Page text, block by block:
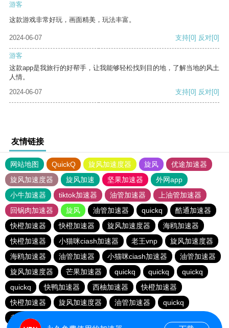
游客
这款游戏非常好玩，画面精美，玩法丰富。
2024-06-07 支持[0] 反对[0]
游客
这款app是我旅行的好帮手，让我能够轻松找到目的地，了解当地的风土
人情。
2024-06-07
支持[0] 反对[0]
友情链接
网站地图 QuickQ 旋风加速度器 旋风
优途加速器
旋风加速度器
旋风加速 坚果加速器
外网app
小牛加速器
tiktok加速器 油管加速器
上油管加速器
回锅肉加速器
旋风 油管加速器 quickq
酷通加速器
快橙加速器
快橙加速器 旋风加速度器
海鸥加速器
快橙加速器
小猫咪ciash加速器 老王vnp
旋风加速度器
海鸥加速器
油管加速器 小猫咪ciash加速器
油管加速器
旋风加速度器
芒果加速器 quickq quickq
quickq
quickq
快鸭加速器 西柚加速器
快橙加速器
快橙加速器
旋风加速度器 油管加速器
quickq
老王vnp